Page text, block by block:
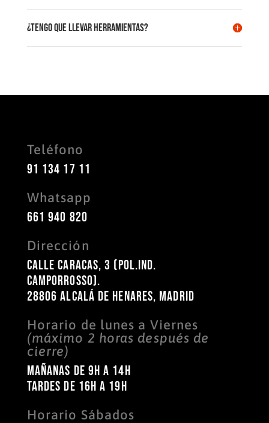
¿Tengo que llevar herramientas?
Teléfono
91 134 17 11
Whatsapp
661 940 820
Dirección
Calle Caracas, 3 (Pol.Ind.
Camporrosso).
28806 Alcalá de Henares, Madrid
Horario de lunes a Viernes
(máximo 2 horas después de
cierre)
Mañanas de 9h a 14h
TARDES DE 16H a 19H
Horario Sábados